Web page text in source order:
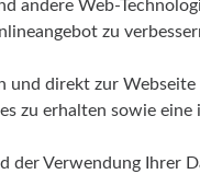
andere Web-
zu
und direkt zur
zu erhalten sowie
der Verwendung Ihrer